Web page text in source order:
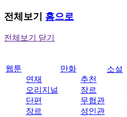
전체보기 홈으로
전체보기 닫기
웹툰
연재
오리지널
단편
장르
만화
추천
장르
무협관
성인관
소설